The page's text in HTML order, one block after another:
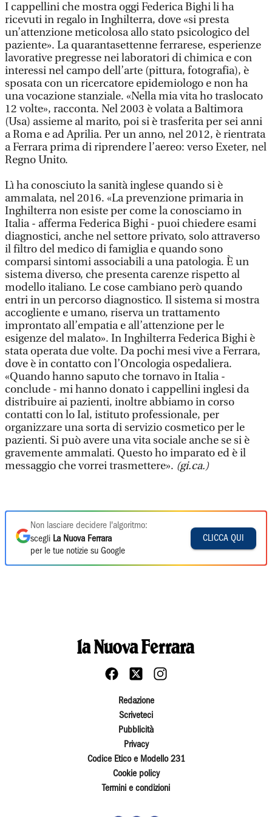
I cappellini che mostra oggi Federica Bighi li ha
ricevuti in regalo in Inghilterra, dove «si presta
un’attenzione meticolosa allo stato psicologico del
paziente». La quarantasettenne ferrarese, esperienze
lavorative pregresse nei laboratori di chimica e con
interessi nel campo dell’arte (pittura, fotografia), è
sposata con un ricercatore epidemiologo e non ha
una vocazione stanziale. «Nella mia vita ho traslocato
12 volte», racconta. Nel 2003 è volata a Baltimora
(Usa) assieme al marito, poi si è trasferita per sei anni
a Roma e ad Aprilia. Per un anno, nel 2012, è rientrata
a Ferrara prima di riprendere l’aereo: verso Exeter, nel
Regno Unito.
Lì ha conosciuto la sanità inglese quando si è
ammalata, nel 2016. «La prevenzione primaria in
Inghilterra non esiste per come la conosciamo in
Italia - afferma Federica Bighi - puoi chiedere esami
diagnostici, anche nel settore privato, solo attraverso
il filtro del medico di famiglia e quando sono
comparsi sintomi associabili a una patologia. È un
sistema diverso, che presenta carenze rispetto al
modello italiano. Le cose cambiano però quando
entri in un percorso diagnostico. Il sistema si mostra
accogliente e umano, riserva un trattamento
improntato all’empatia e all’attenzione per le
esigenze del malato». In Inghilterra Federica Bighi è
stata operata due volte. Da pochi mesi vive a Ferrara,
dove è in contatto con l’Oncologia ospedaliera.
«Quando hanno saputo che tornavo in Italia -
conclude - mi hanno donato i cappellini inglesi da
distribuire ai pazienti, inoltre abbiamo in corso
contatti con lo Ial, istituto professionale, per
organizzare una sorta di servizio cosmetico per le
pazienti. Si può avere una vita sociale anche se si è
gravemente ammalati. Questo ho imparato ed è il
messaggio che vorrei trasmettere». (gi.ca.)
Non lasciare decidere l'algoritmo:
scegli La Nuova Ferrara
per le tue notizie su Google
CLICCA QUI
Redazione
Scriveteci
Pubblicità
Privacy
Codice Etico e Modello 231
Cookie policy
Termini e condizioni